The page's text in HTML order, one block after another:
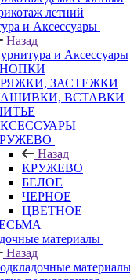
летний
и Аксессуары
Назад
и Аксессуары
ЗАСТЕЖКИ
ВСТАВКИ
Назад
КРУЖЕВО
БЕЛОЕ
ЧЕРНОЕ
ЦВЕТНОЕ
материалы
Назад